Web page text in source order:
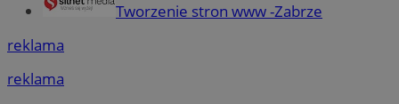
Tworzenie stron www -Zabrze
reklama
reklama